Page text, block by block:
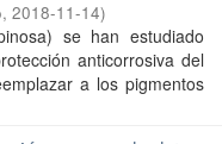
, 2018-11-14)
se han estudiado
anticorrosiva del
a los pigmentos